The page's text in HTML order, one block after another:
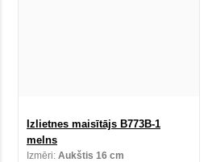
Izlietnes maisītājs B773B-1
melns
Izmēri: Aukštis 16 cm